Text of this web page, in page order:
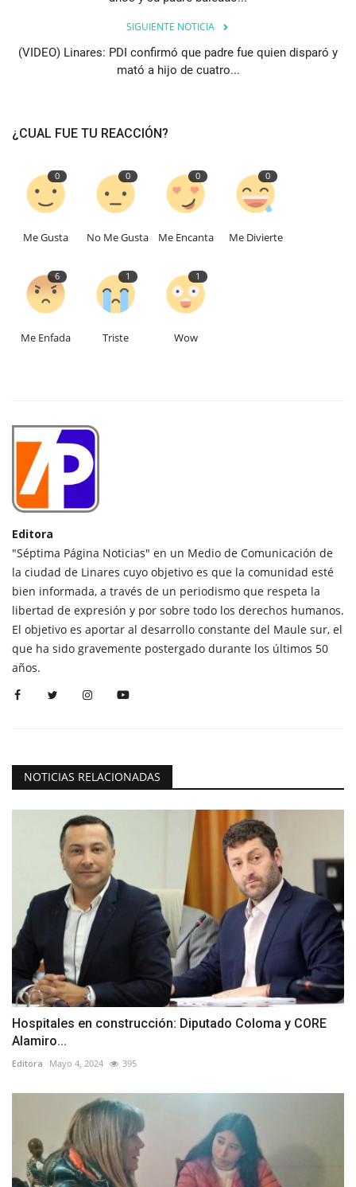
SIGUIENTE NOTICIA
(VIDEO) Linares: PDI confirmó que padre fue quien disparó y
mató a hijo de cuatro...
¿CUAL FUE TU REACCIÓN?
0
Me Gusta
0
No Me Gusta
0
Me Encanta
0
Me Divierte
6
Me Enfada
1
Triste
1
Wow
Editora
"Séptima Página Noticias" en un Medio de Comunicación de
la ciudad de Linares cuyo objetivo es que la comunidad esté
bien informada, a través de un periodismo que respeta la
libertad de expresión y por sobre todo los derechos humanos.
El objetivo es aportar al desarrollo constante del Maule sur, el
que ha sido gravemente postergado durante los últimos 50
años.
NOTICIAS RELACIONADAS
Hospitales en construcción: Diputado Coloma y CORE
Alamiro...
Editora Mayo 4, 2024 395